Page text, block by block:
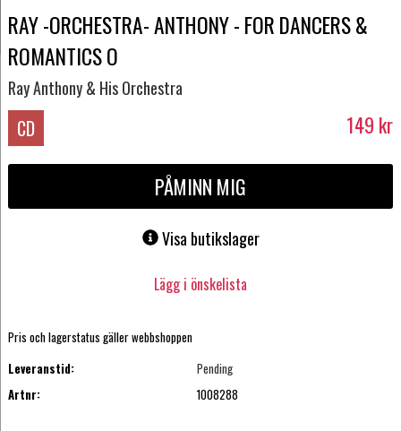
RAY -ORCHESTRA- ANTHONY - FOR DANCERS &
ROMANTICS O
Ray Anthony & His Orchestra
CD 149 kr
PÅMINN MIG
Visa butikslager
Lägg i önskelista
Pris och lagerstatus gäller webbshoppen
Leveranstid:
Pending
Artnr:
1008288